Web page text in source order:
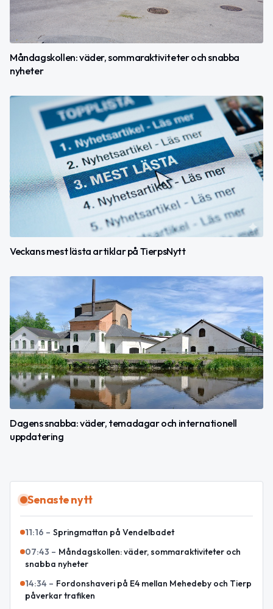
Måndagskollen: väder, sommaraktiviteter och snabba
nyheter
Veckans mest lästa artiklar på TierpsNytt
Dagens snabba: väder, temadagar och internationell
uppdatering
Senaste nytt
11:16 – Springmattan på Vendelbadet
07:43 – Måndagskollen: väder, sommaraktiviteter och
snabba nyheter
14:34 – Fordonshaveri på E4 mellan Mehedeby och Tierp
påverkar trafiken